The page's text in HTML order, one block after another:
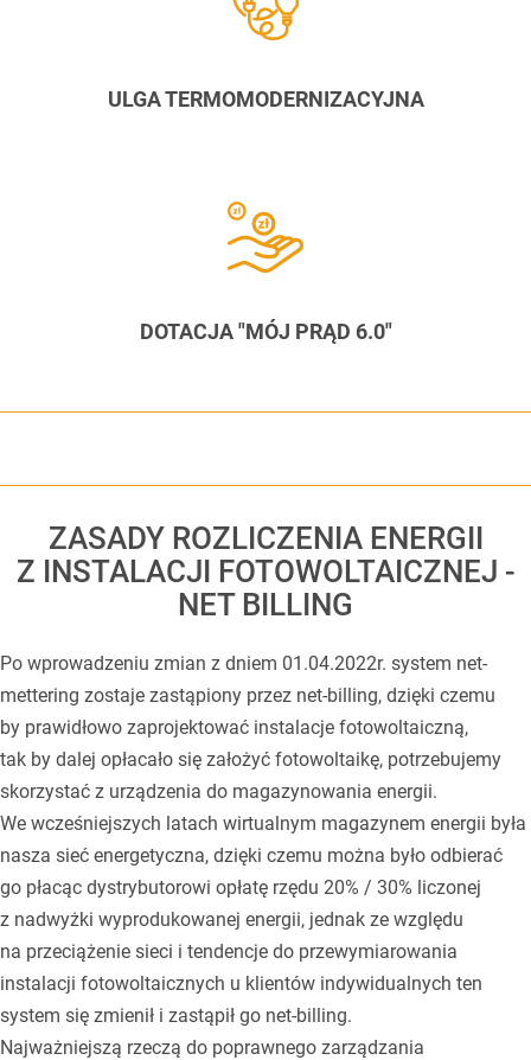
ULGA TERMOMODERNIZACYJNA
DOTACJA "MÓJ PRĄD 6.0"
ZASADY ROZLICZENIA ENERGII
Z INSTALACJI FOTOWOLTAICZNEJ -
NET BILLING
Po wprowadzeniu zmian z dniem 01.04.2022r. system net-
mettering zostaje zastąpiony przez net-billing, dzięki czemu
by prawidłowo zaprojektować instalacje fotowoltaiczną,
tak by dalej opłacało się założyć fotowoltaikę, potrzebujemy
skorzystać z urządzenia do magazynowania energii.
We wcześniejszych latach wirtualnym magazynem energii była
nasza sieć energetyczna, dzięki czemu można było odbierać
go płacąc dystrybutorowi opłatę rzędu 20% / 30% liczonej
z nadwyżki wyprodukowanej energii, jednak ze względu
na przeciążenie sieci i tendencje do przewymiarowania
instalacji fotowoltaicznych u klientów indywidualnych ten
system się zmienił i zastąpił go net-billing.
Najważniejszą rzeczą do poprawnego zarządzania